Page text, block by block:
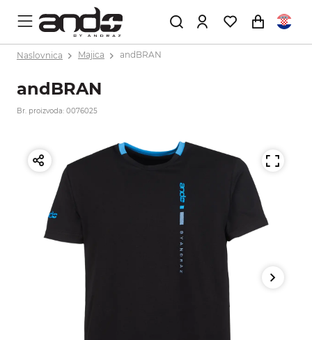
Naslovnica Majica andBRAN
andBRAN
Br. proizvoda: 0076025